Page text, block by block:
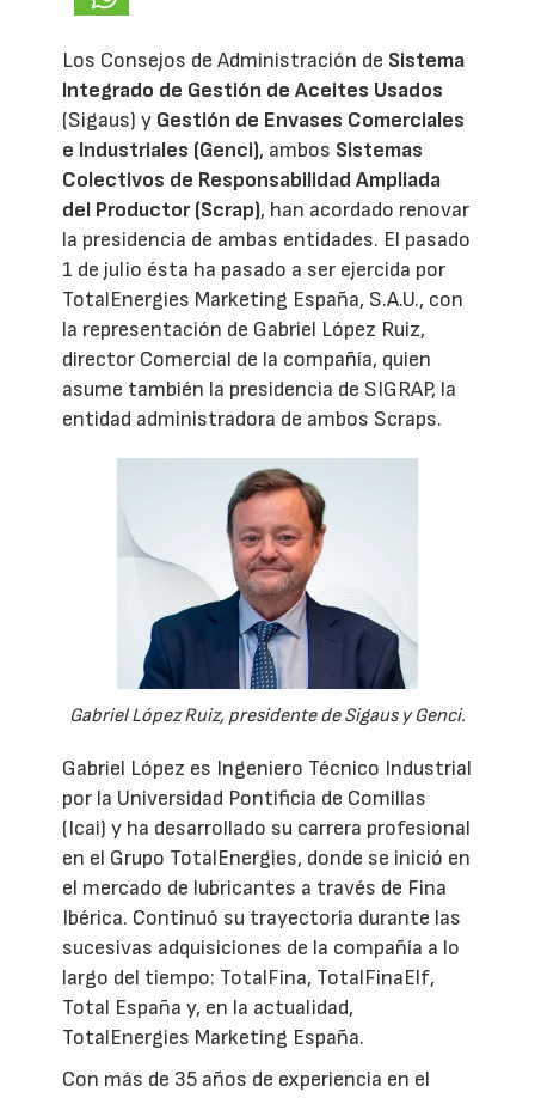
Los Consejos de Administración de Sistema
Integrado de Gestión de Aceites Usados
(Sigaus) y Gestión de Envases Comerciales
e Industriales (Genci), ambos Sistemas
Colectivos de Responsabilidad Ampliada
del Productor (Scrap), han acordado renovar
la presidencia de ambas entidades. El pasado
1 de julio ésta ha pasado a ser ejercida por
TotalEnergies Marketing España, S.A.U., con
la representación de Gabriel López Ruiz,
director Comercial de la compañía, quien
asume también la presidencia de SIGRAP, la
entidad administradora de ambos Scraps.
Gabriel López Ruiz, presidente de Sigaus y Genci.
Gabriel López es Ingeniero Técnico Industrial
por la Universidad Pontificia de Comillas
(Icai) y ha desarrollado su carrera profesional
en el Grupo TotalEnergies, donde se inició en
el mercado de lubricantes a través de Fina
Ibérica. Continuó su trayectoria durante las
sucesivas adquisiciones de la compañía a lo
largo del tiempo: TotalFina, TotalFinaElf,
Total España y, en la actualidad,
TotalEnergies Marketing España.
Con más de 35 años de experiencia en el